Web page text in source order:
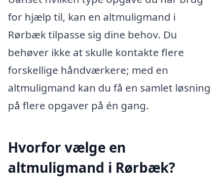
for hjælp til, kan en altmuligmand i
Rørbæk tilpasse sig dine behov. Du
behøver ikke at skulle kontakte flere
forskellige håndværkere; med en
altmuligmand kan du få en samlet løsning
på flere opgaver på én gang.
Hvorfor vælge en
altmuligmand i Rørbæk?